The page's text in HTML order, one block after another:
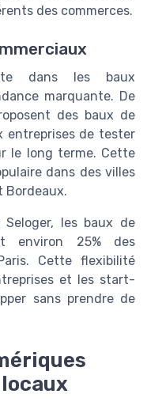
des commerces.
dans les baux
marquante. De
des baux de
entreprises de tester
le long terme. Cette
dans des villes
Bordeaux.
les baux de
environ 25% des
Cette flexibilité
et les start-
sans prendre de